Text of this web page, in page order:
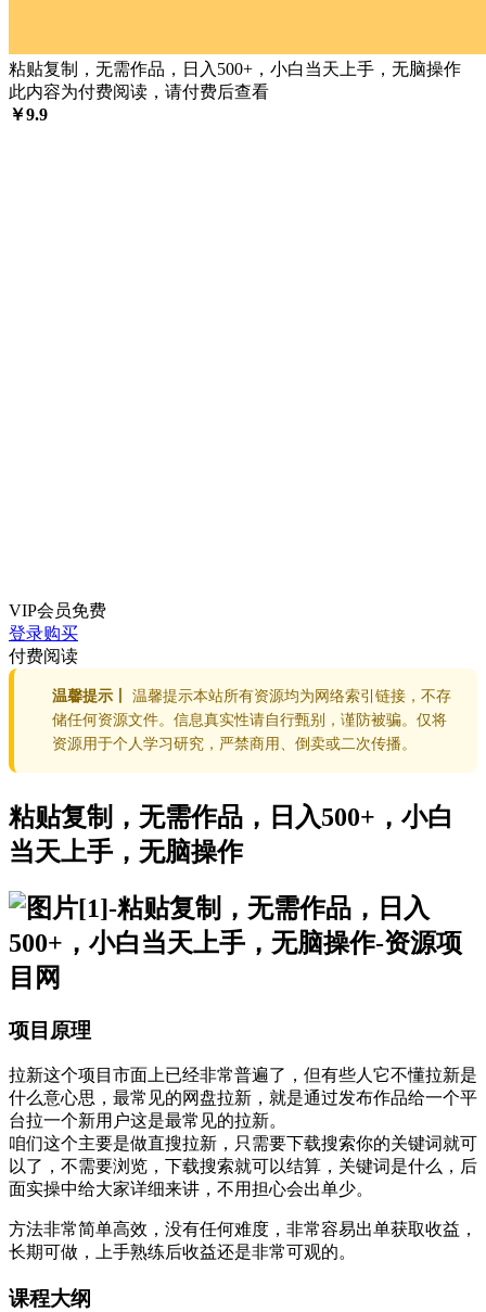
粘贴复制，无需作品，日入500+，小白当天上手，无脑操作
此内容为付费阅读，请付费后查看
￥9.9
VIP会员免费
登录购买
付费阅读
温馨提示丨
温馨提示本站所有资源均为网络索引链接，不存
储任何资源文件。信息真实性请自行甄别，谨防被骗。仅将
资源用于个人学习研究，严禁商用、倒卖或二次传播。
粘贴复制，无需作品，日入500+，小白
当天上手，无脑操作
项目原理
拉新这个项目市面上已经非常普遍了，但有些人它不懂拉新是
什么意心思，最常见的网盘拉新，就是通过发布作品给一个平
台拉一个新用户这是最常见的拉新。
咱们这个主要是做直搜拉新，只需要下载搜索你的关键词就可
以了，不需要浏览，下载搜索就可以结算，关键词是什么，后
面实操中给大家详细来讲，不用担心会出单少。
方法非常简单高效，没有任何难度，非常容易出单获取收益，
长期可做，上手熟练后收益还是非常可观的。
课程大纲